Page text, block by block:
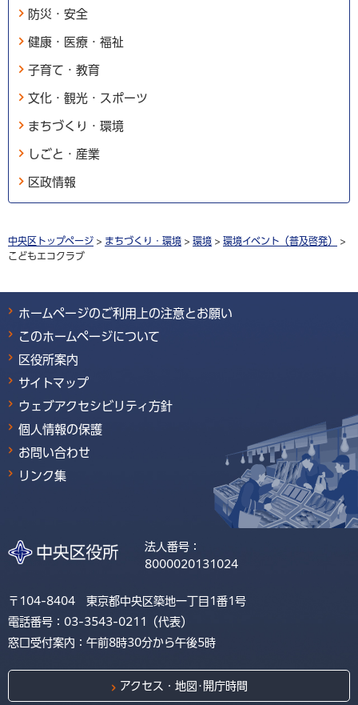
防災・安全
健康・医療・福祉
子育て・教育
文化・観光・スポーツ
まちづくり・環境
しごと・産業
区政情報
中央区トップページ > まちづくり・環境 > 環境 > 環境イベント（普及啓発）
>
こどもエコクラブ
ホームページのご利用上の注意とお願い
このホームページについて
区役所案内
サイトマップ
ウェブアクセシビリティ方針
個人情報の保護
お問い合わせ
リンク集
法人番号：
8000020131024
〒104-8404 東京都中央区築地一丁目1番1号
電話番号：03-3543-0211（代表）
窓口受付案内：午前8時30分から午後5時
アクセス・地図･開庁時間